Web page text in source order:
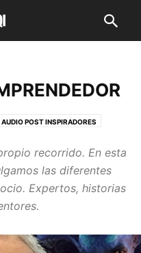
AUDIO POST INSPIRADORES
EMPRENDEDORES
ENTREVISTAS
HISTORIAS DE FRANQUICIADOS
HQI INFLUENCER
NEGOCIOS DIGITALES
recorrido. En esta
las diferentes
Expertos, historias